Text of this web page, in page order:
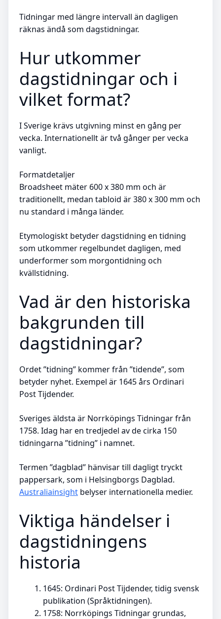
Tidningar med längre intervall än dagligen
räknas ändå som dagstidningar.
Hur utkommer
dagstidningar och i
vilket format?
I Sverige krävs utgivning minst en gång per
vecka. Internationellt är två gånger per vecka
vanligt.
Formatdetaljer
Broadsheet mäter 600 x 380 mm och är
traditionellt, medan tabloid är 380 x 300 mm och
nu standard i många länder.
Etymologiskt betyder dagstidning en tidning
som utkommer regelbundet dagligen, med
underformer som morgontidning och
kvällstidning.
Vad är den historiska
bakgrunden till
dagstidningar?
Ordet ”tidning” kommer från ”tidende”, som
betyder nyhet. Exempel är 1645 års Ordinari
Post Tijdender.
Sveriges äldsta är Norrköpings Tidningar från
1758. Idag har en tredjedel av de cirka 150
tidningarna ”tidning” i namnet.
Termen ”dagblad” hänvisar till dagligt tryckt
pappersark, som i Helsingborgs Dagblad.
Australiainsight belyser internationella medier.
Viktiga händelser i
dagstidningens
historia
1645: Ordinari Post Tijdender, tidig svensk
publikation (Språktidningen).
1758: Norrköpings Tidningar grundas,